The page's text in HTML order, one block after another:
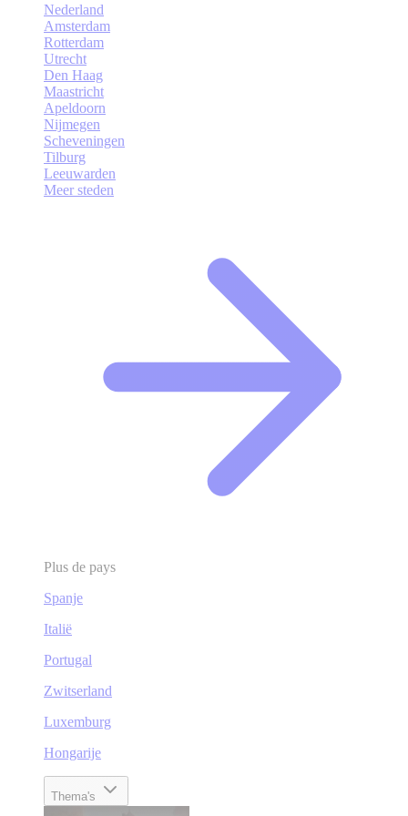
Nederland
Amsterdam
Rotterdam
Utrecht
Den Haag
Maastricht
Apeldoorn
Nijmegen
Scheveningen
Tilburg
Leeuwarden
Meer steden
Plus de pays
Spanje
Italië
Portugal
Zwitserland
Luxemburg
Hongarije
Thema's